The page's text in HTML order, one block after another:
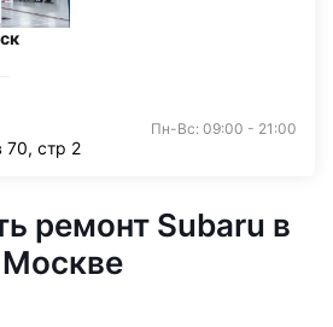
Пн-Вс: 09:00 - 21:00
стр 2
ремонт Subaru в
Москве